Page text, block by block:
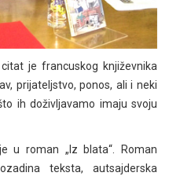
je francuskog književnika
prijateljstvo, ponos, ali i neki
ih doživljavamo imaju svoju
u roman „Iz blata“. Roman
teksta, autsajderska